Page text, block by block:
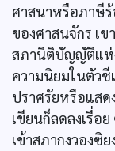
ศาสนาหรือภาษี
ของศาสนจักร เ
สภานิติบัญญัติแห่
ความนิยมในตัวซี
ปราศรัยหรือแสด
เขียนก็ลดลงเรื่อ
เข้าสภากงวองซิ